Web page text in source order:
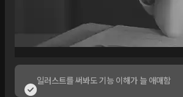
일러스트를 써봐도 기능 이해가 늘 애매함